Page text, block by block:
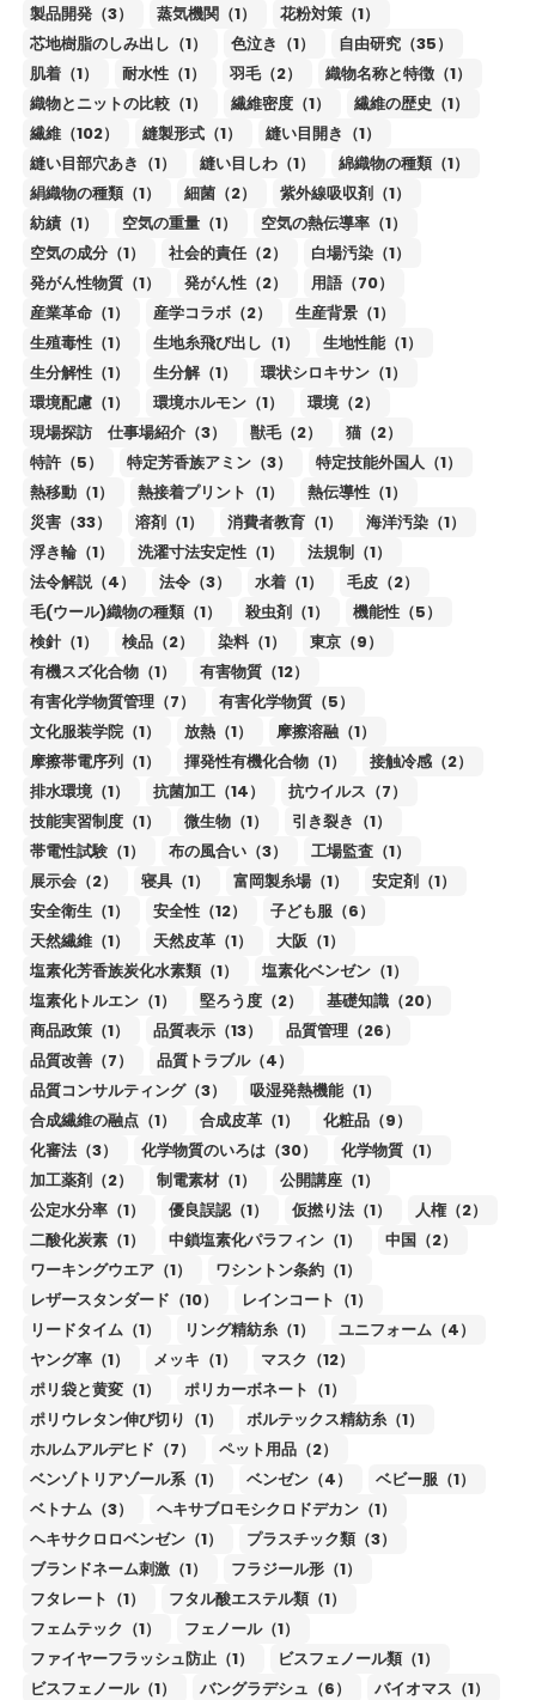
製品開発（3）
蒸気機関（1）
花粉対策（1）
芯地樹脂のしみ出し（1）
色泣き（1）
自由研究（35）
肌着（1）
耐水性（1） 羽毛（2）
織物名称と特徴（1）
織物とニットの比較（1）
繊維密度（1）
繊維の歴史（1）
繊維（102）
縫製形式（1）
縫い目開き（1）
縫い目部穴あき（1）
縫い目しわ（1）
綿織物の種類（1）
絹織物の種類（1）
細菌（2）
紫外線吸収剤（1）
紡績（1）
空気の重量（1）
空気の熱伝導率（1）
空気の成分（1）
社会的責任（2）
白場汚染（1）
発がん性物質（1）
発がん性（2）
用語（70）
産業革命（1）
産学コラボ（2）
生産背景（1）
生殖毒性（1）
生地糸飛び出し（1）
生地性能（1）
生分解性（1）
生分解（1）
環状シロキサン（1）
環境配慮（1）
環境ホルモン（1）
環境（2）
現場探訪 仕事場紹介（3）
獣毛（2）
猫（2）
特許（5）
特定芳香族アミン（3）
特定技能外国人（1）
熱移動（1）
熱接着プリント（1）
熱伝導性（1）
災害（33）
溶剤（1） 消費者教育（1）
海洋汚染（1）
浮き輪（1）
洗濯寸法安定性（1）
法規制（1）
法令解説（4）
法令（3） 水着（1）
毛皮（2）
毛(ウール)織物の種類（1）
殺虫剤（1）
機能性（5）
検針（1）
検品（2） 染料（1）
東京（9）
有機スズ化合物（1）
有害物質（12）
有害化学物質管理（7）
有害化学物質（5）
文化服装学院（1）
放熱（1）
摩擦溶融（1）
摩擦帯電序列（1）
揮発性有機化合物（1）
接触冷感（2）
排水環境（1）
抗菌加工（14）
抗ウイルス（7）
技能実習制度（1）
微生物（1）
引き裂き（1）
帯電性試験（1）
布の風合い（3）
工場監査（1）
展示会（2）
寝具（1） 富岡製糸場（1）
安定剤（1）
安全衛生（1）
安全性（12）
子ども服（6）
天然繊維（1）
天然皮革（1）
大阪（1）
塩素化芳香族炭化水素類（1）
塩素化ベンゼン（1）
塩素化トルエン（1）
堅ろう度（2）
基礎知識（20）
商品政策（1）
品質表示（13）
品質管理（26）
品質改善（7）
品質トラブル（4）
品質コンサルティング（3）
吸湿発熱機能（1）
合成繊維の融点（1）
合成皮革（1）
化粧品（9）
化審法（3）
化学物質のいろは（30）
化学物質（1）
加工薬剤（2）
制電素材（1）
公開講座（1）
公定水分率（1）
優良誤認（1） 仮撚り法（1）
人権（2）
二酸化炭素（1）
中鎖塩素化パラフィン（1）
中国（2）
ワーキングウエア（1）
ワシントン条約（1）
レザースタンダード（10）
レインコート（1）
リードタイム（1）
リング精紡糸（1）
ユニフォーム（4）
ヤング率（1）
メッキ（1）
マスク（12）
ポリ袋と黄変（1）
ポリカーボネート（1）
ポリウレタン伸び切り（1）
ボルテックス精紡糸（1）
ホルムアルデヒド（7）
ペット用品（2）
ベンゾトリアゾール系（1）
ベンゼン（4）
ベビー服（1）
ベトナム（3）
ヘキサブロモシクロドデカン（1）
ヘキサクロロベンゼン（1）
プラスチック類（3）
ブランドネーム刺激（1）
フラジール形（1）
フタレート（1）
フタル酸エステル類（1）
フェムテック（1）
フェノール（1）
ファイヤーフラッシュ防止（1）
ビスフェノール類（1）
ビスフェノール（1）
バングラデシュ（6） バイオマス（1）